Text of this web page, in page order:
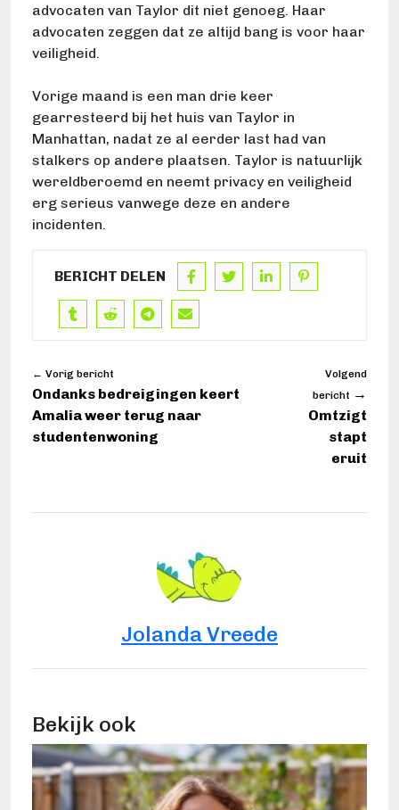
advocaten van Taylor dit niet genoeg. Haar
advocaten zeggen dat ze altijd bang is voor haar
veiligheid.
Vorige maand is een man drie keer
gearresteerd bij het huis van Taylor in
Manhattan, nadat ze al eerder last had van
stalkers op andere plaatsen. Taylor is natuurlijk
wereldberoemd en neemt privacy en veiligheid
erg serieus vanwege deze en andere
incidenten.
BERICHT DELEN
← Vorig bericht
Ondanks bedreigingen keert
Amalia weer terug naar
studentenwoning
Volgend
bericht →
Omtzigt
stapt
eruit
Jolanda Vreede
Bekijk ook